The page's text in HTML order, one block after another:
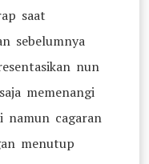
saat
sebelumnya
nun
memenangi
namun cagaran
menutup